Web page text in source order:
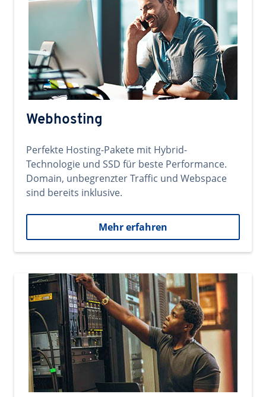
Webhosting
Perfekte Hosting-Pakete mit Hybrid-
Technologie und SSD für beste Performance.
Domain, unbegrenzter Traffic und Webspace
sind bereits inklusive.
Mehr erfahren